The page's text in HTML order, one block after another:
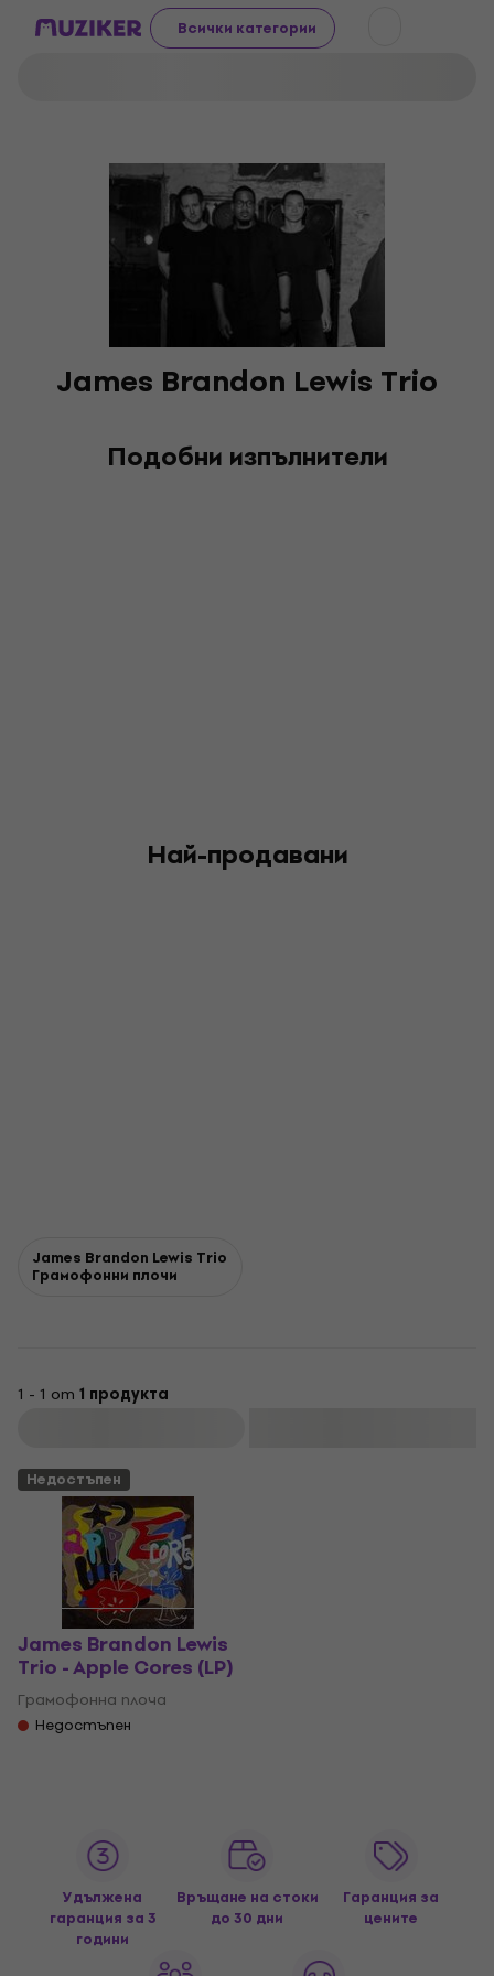
Всички категории
James Brandon Lewis Trio
Подобни изпълнители
Най-продавани
James Brandon Lewis Trio
Грамофонни плочи
1 - 1 от 1 продукта
Недостъпен
James Brandon Lewis
Trio - Apple Cores (LP)
Грамофонна плоча
Недостъпен
Удължена
гаранция за 3
години
Връщане на стоки
до 30 дни
Гаранция за
цените